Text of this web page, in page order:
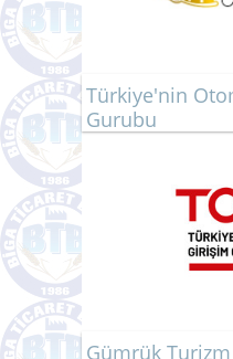
Türkiye'nin
Gurubu
Gümrük